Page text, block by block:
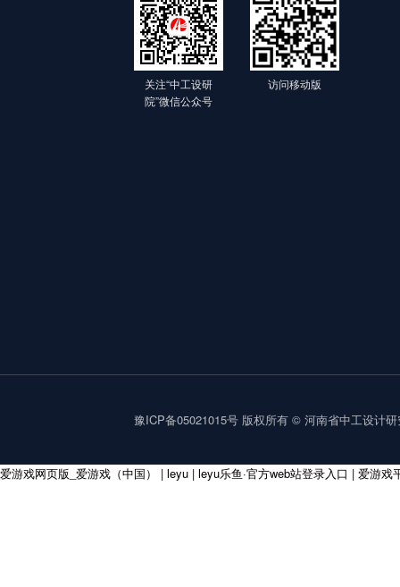
关注“中工设研
院”微信公众号
访问移动版
豫ICP备05021015号 版权所有 © 河南省中工设计
爱游戏网页版_爱游戏（中国） | leyu | leyu乐鱼·官方web站登录入口 | 爱游戏